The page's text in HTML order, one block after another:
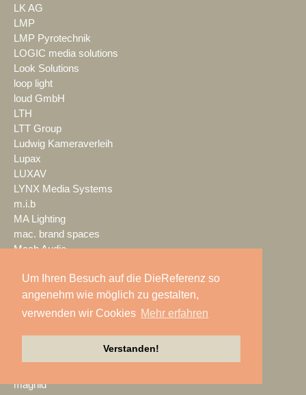
Um Ihren Besuch auf die DieReferenz so
angenehm wie möglich zu gestalten,
verwenden wir Cookies Mehr erfahren
Verstanden!
LK AG
LMP
LMP Pyrotechnik
LOGIC media solutions
Look Solutions
loop light
loud GmbH
LTH
LTT Group
Ludwig Kameraverleih
Lupax
LUXAV
LYNX Media Systems
m.i.b
MA Lighting
mac. brand spaces
Mach Audio
macom
Mad Music
Mäding
magnid